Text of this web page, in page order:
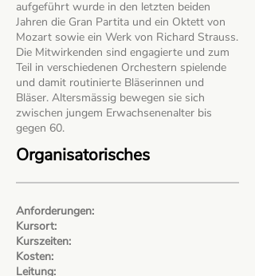
aufgeführt wurde in den letzten beiden
Jahren die Gran Partita und ein Oktett von
Mozart sowie ein Werk von Richard Strauss.
Die Mitwirkenden sind engagierte und zum
Teil in verschiedenen Orchestern spielende
und damit routinierte Bläserinnen und
Bläser. Altersmässig bewegen sie sich
zwischen jungem Erwachsenenalter bis
gegen 60.
Organisatorisches
Anforderungen:
Kursort:
Kurszeiten:
Kosten:
Leitung: